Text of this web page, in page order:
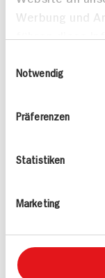
Werbung und
bereitgestellt
Notwendig
Präferenzen
Statistiken
Marketing
Mehr
Wir beantworten
Montag -
Folgen Sie uns
Angebote & Coupons
Rezepte